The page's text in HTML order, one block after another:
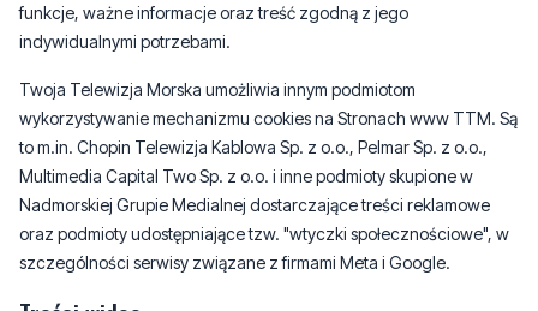
funkcje, ważne informacje oraz treść zgodną z jego
indywidualnymi potrzebami.
Twoja Telewizja Morska umożliwia innym podmiotom
wykorzystywanie mechanizmu cookies na Stronach www TTM. Są
to m.in. Chopin Telewizja Kablowa Sp. z o.o., Pelmar Sp. z o.o.,
Multimedia Capital Two Sp. z o.o. i inne podmioty skupione w
Nadmorskiej Grupie Medialnej dostarczające treści reklamowe
oraz podmioty udostępniające tzw. "wtyczki społecznościowe", w
szczególności serwisy związane z firmami Meta i Google.